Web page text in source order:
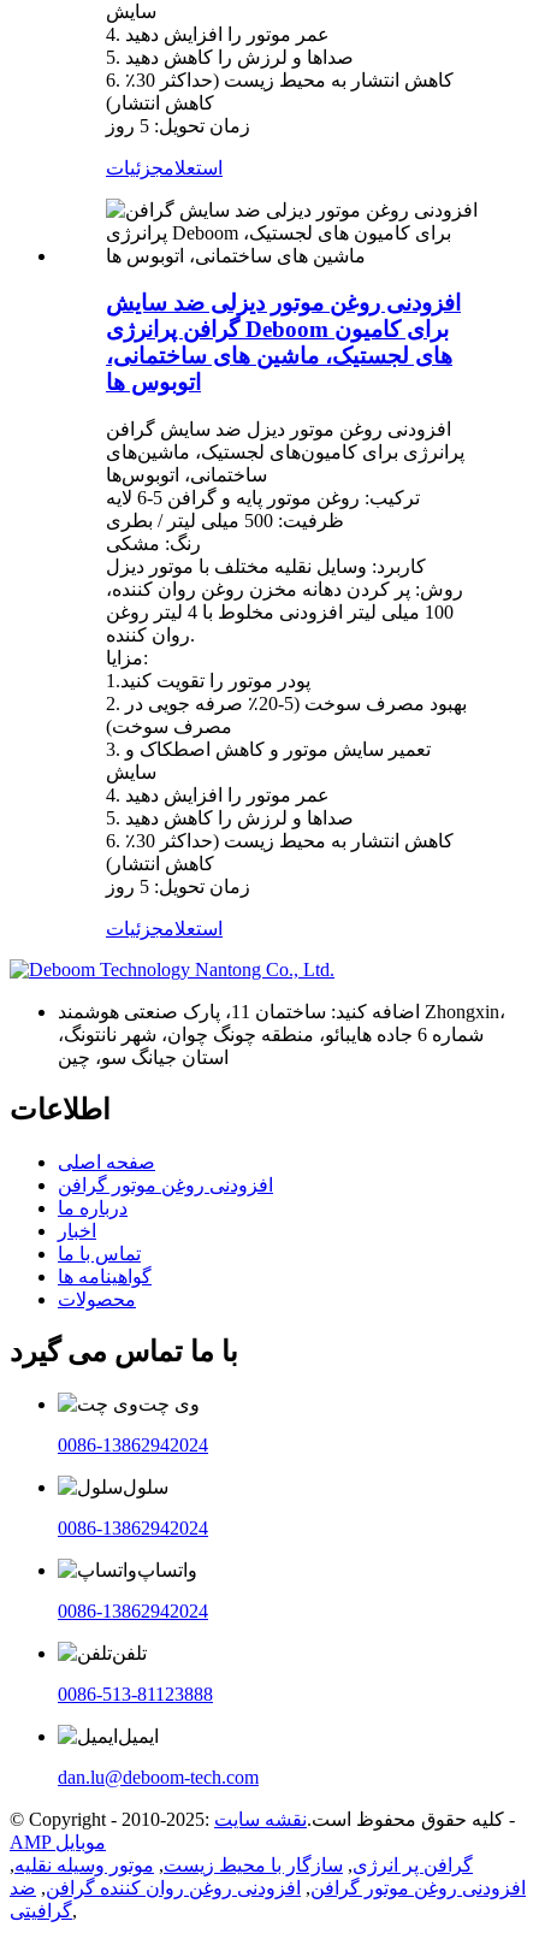
سایش
4. عمر موتور را افزایش دهید
5. صداها و لرزش را کاهش دهید
6. کاهش انتشار به محیط زیست (حداکثر 30٪
کاهش انتشار)
زمان تحویل: 5 روز
استعلامجزئیات
افزودنی روغن موتور دیزلی ضد سایش
گرافن پرانرژی Deboom برای کامیون
های لجستیک، ماشین های ساختمانی،
اتوبوس ها
افزودنی روغن موتور دیزل ضد سایش گرافن
پرانرژی برای کامیون‌های لجستیک، ماشین‌های
ساختمانی، اتوبوس‌ها
ترکیب: روغن موتور پایه و گرافن 5-6 لایه
ظرفیت: 500 میلی لیتر / بطری
رنگ: مشکی
کاربرد: وسایل نقلیه مختلف با موتور دیزل
روش: پر کردن دهانه مخزن روغن روان کننده،
100 میلی لیتر افزودنی مخلوط با 4 لیتر روغن
روان کننده.
مزایا:
1.پودر موتور را تقویت کنید
2. بهبود مصرف سوخت (5-20٪ صرفه جویی در
مصرف سوخت)
3. تعمیر سایش موتور و کاهش اصطکاک و
سایش
4. عمر موتور را افزایش دهید
5. صداها و لرزش را کاهش دهید
6. کاهش انتشار به محیط زیست (حداکثر 30٪
کاهش انتشار)
زمان تحویل: 5 روز
استعلامجزئیات
اضافه کنید: ساختمان 11، پارک صنعتی هوشمند Zhongxin،
شماره 6 جاده هایبائو، منطقه چونگ چوان، شهر نانتونگ،
استان جیانگ سو، چین
اطلاعات
صفحه اصلی
افزودنی روغن موتور گرافن
درباره ما
اخبار
تماس با ما
گواهینامه ها
محصولات
با ما تماس می گیرد
وی چت
0086-13862942024
سلول
0086-13862942024
واتساپ
0086-13862942024
تلفن
0086-513-81123888
ایمیل
dan.lu@deboom-tech.com
© Copyright - 2010-2025: کلیه حقوق محفوظ است.نقشه سایت
-
AMP موبایل
گرافن پر انرژی, سازگار با محیط زیست, موتور وسیله نقلیه,
افزودنی روغن موتور گرافن, افزودنی روغن روان کننده گرافن, ضد
گرافیتی,